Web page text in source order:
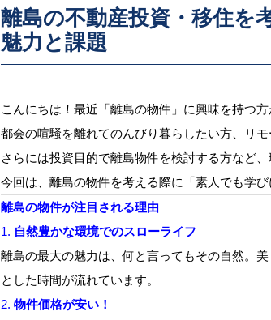
離島の不動産投資・移住を
魅力と課題
こんにちは！最近「離島の物件」に興味を持つ方
都会の喧騒を離れてのんびり暮らしたい方、リ
さらには投資目的で離島物件を検討する方など、
今回は、離島の物件を考える際に「素人でも学
離島の物件が注目される理由
1. 自然豊かな環境でのスローライフ
離島の最大の魅力は、何と言ってもその自然。
とした時間が流れています。
2. 物件価格が安い！